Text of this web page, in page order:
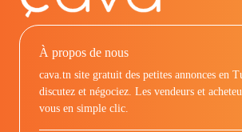
À propos de nous
cava.tn site gratuit des petites annonces en
discutez et négociez. Les vendeurs et
vous en simple clic.